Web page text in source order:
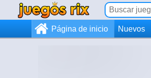
Página de inicio Nuevos